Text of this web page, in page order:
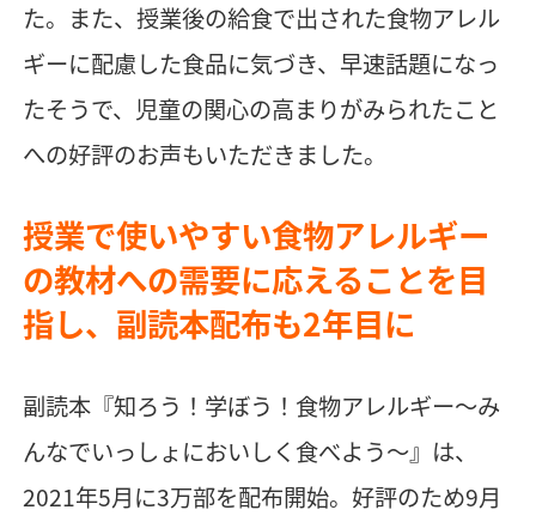
た。また、授業後の給食で出された食物アレル
ギーに配慮した食品に気づき、早速話題になっ
たそうで、児童の関心の高まりがみられたこと
への好評のお声もいただきました。
授業で使いやすい食物アレルギー
の教材への需要に応えることを目
指し、副読本配布も2年目に
副読本『知ろう！学ぼう！食物アレルギー～み
んなでいっしょにおいしく食べよう～』は、
2021年5月に3万部を配布開始。好評のため9月